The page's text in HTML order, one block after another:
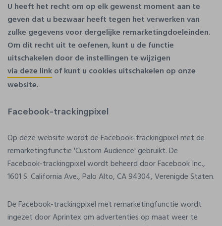
U heeft het recht om op elk gewenst moment aan te
geven dat u bezwaar heeft tegen het verwerken van
zulke gegevens voor dergelijke remarketingdoeleinden.
Om dit recht uit te oefenen, kunt u de functie
uitschakelen door de instellingen te wijzigen
via deze linkof kunt u cookies uitschakelen op onze
website.
Facebook-trackingpixel
Op deze website wordt de Facebook-trackingpixel met de
remarketingfunctie 'Custom Audience' gebruikt. De
Facebook-trackingpixel wordt beheerd door Facebook Inc.,
1601 S. California Ave., Palo Alto, CA 94304, Verenigde Staten.
De Facebook-trackingpixel met remarketingfunctie wordt
ingezet door Aprintex om advertenties op maat weer te